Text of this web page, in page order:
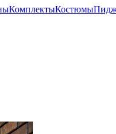
КомплектыКостюмы